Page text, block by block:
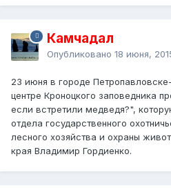
Камчадал
Опубликовано 18 июня,
23 июня в городе
центре Кроноцкого заповедника
если встретили медведя?",
отдела государственного
лесного хозяйства и охраны
края Владимир Гордиенко.